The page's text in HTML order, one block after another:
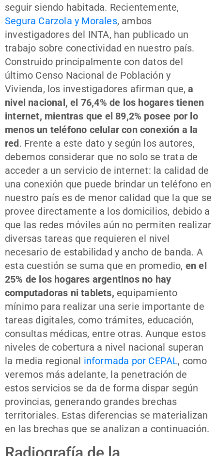
seguir siendo habitada. Recientemente,
Segura Carzola y Morales, ambos
investigadores del INTA, han publicado un
trabajo sobre conectividad en nuestro país.
Construido principalmente con datos del
último Censo Nacional de Población y
Vivienda, los investigadores afirman que,a
nivel nacional, el 76,4% de los hogares tienen
internet, mientras que el 89,2% posee por lo
menos un teléfono celular con conexión a la
red. Frente a este dato y según los autores,
debemos considerar que no solo se trata de
acceder a un servicio de internet: la calidad de
una conexión que puede brindar un teléfono en
nuestro país es de menor calidad que la que se
provee directamente a los domicilios, debido a
que las redes móviles aún no permiten realizar
diversas tareas que requieren el nivel
necesario de estabilidad y ancho de banda. A
esta cuestión se suma que en promedio, en el
25% de los hogares argentinos no hay
computadoras ni tablets, equipamiento
mínimo para realizar una serie importante de
tareas digitales, como trámites, educación,
consultas médicas, entre otras. Aunque estos
niveles de cobertura a nivel nacional superan
la media regional informada por CEPAL, como
veremos más adelante, la penetración de
estos servicios se da de forma dispar según
provincias, generando grandes brechas
territoriales. Estas diferencias se materializan
en las brechas que se analizan a continuación.